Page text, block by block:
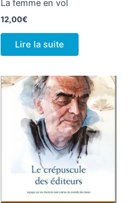
La femme en vol
12,00€
Lire la suite